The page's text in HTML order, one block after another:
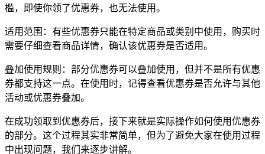
槛，即使你领了优惠券，也无法使用。
适用范围：有些优惠券只能在特定商品或类别中使用，购买时
需要仔细查看商品详情，确认该优惠券是否适用。
叠加使用规则：部分优惠券可以叠加使用，但并不是所有优惠
券都支持这一点。在使用时，记得查看优惠券是否允许与其他
活动或优惠券叠加。
在成功领取到优惠券后，接下来就是实际操作如何使用优惠券
的部分。这个过程其实非常简单，但为了避免大家在使用过程
中出现问题，我们来逐步讲解。